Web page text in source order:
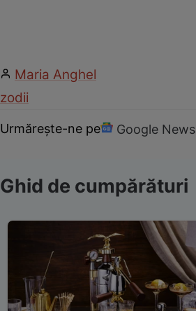
Maria Anghel
zodii
Urmărește-ne pe Google News
Ghid de cumpărături